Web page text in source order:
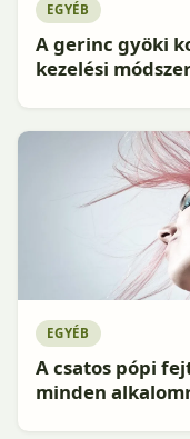
EGYÉB
A gerinc gyöki
kezelési
EGYÉB
A csatos pópi
minden